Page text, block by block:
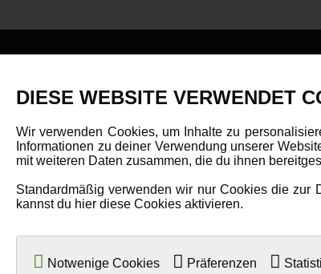
Helikopter Collective Pitch, Fixed Pitch
Multikopter in verschiedenen Ausführungen
Flugzeuge für alle Anforderungen
Spielzeug für Kinder
DIESE WEBSITE VERWENDET
Wir verwenden Cookies, um Inhalte zu
Informationen zu deiner Verwendung unserer
mit weiteren Daten zusammen, die du ihnen
Standardmäßig verwenden wir nur Cookies die zur
kannst du hier diese Cookies aktivieren.
Notwenige Cookies Präferenzen